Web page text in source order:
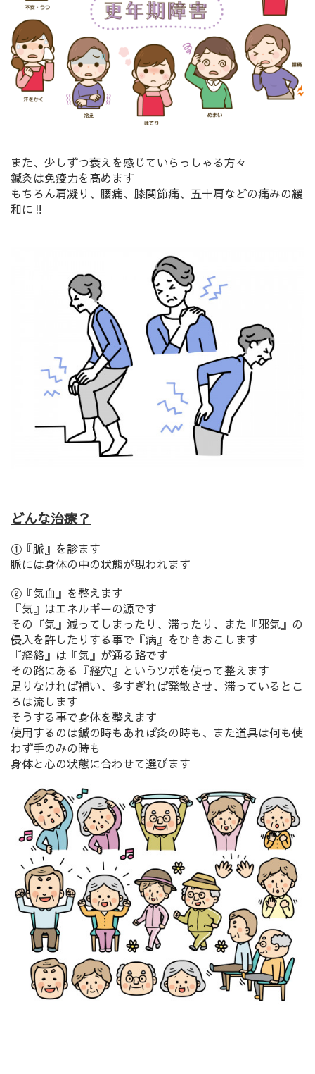
また、少しずつ衰えを感じていらっしゃる方々
鍼灸は免疫力を高めます
もちろん肩凝り、腰痛、膝関節痛、五十肩などの痛みの緩
和に‼
どんな治療？
①『脈』を診ます
脈には身体の中の状態が現われます
②『気血』を整えます
『気』はエネルギーの源です
その『気』減ってしまったり、滞ったり、 また『邪気』の
侵入を許したりする事で『病』をひきおこします
『経絡』は『気』が通る路です
その路にある『経穴』というツボを使って整えます
足りなければ補い、多すぎれば発散させ、 滞っているとこ
ろは流します
そうする事で身体を整えます
使用するのは鍼の時もあれば灸の時も、 また道具は何も使
わず手のみの時も
身体と心の状態に合わせて選びます